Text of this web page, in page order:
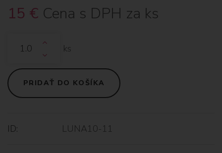
15 € Cena s DPH za ks
ks
PRIDAŤ DO KOŠÍKA
ID: LUNA10-11